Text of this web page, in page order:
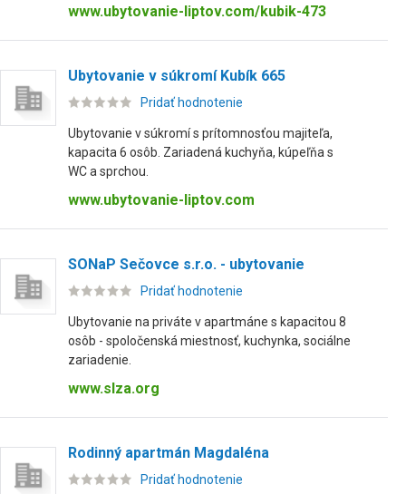
www.ubytovanie-liptov.com/kubik-473
Ubytovanie v súkromí Kubík 665
Pridať hodnotenie
Ubytovanie v súkromí s prítomnosťou majiteľa,
kapacita 6 osôb. Zariadená kuchyňa, kúpeľňa s
WC a sprchou.
www.ubytovanie-liptov.com
SONaP Sečovce s.r.o. - ubytovanie
Pridať hodnotenie
Ubytovanie na priváte v apartmáne s kapacitou 8
osôb - spoločenská miestnosť, kuchynka, sociálne
zariadenie.
www.slza.org
Rodinný apartmán Magdaléna
Pridať hodnotenie